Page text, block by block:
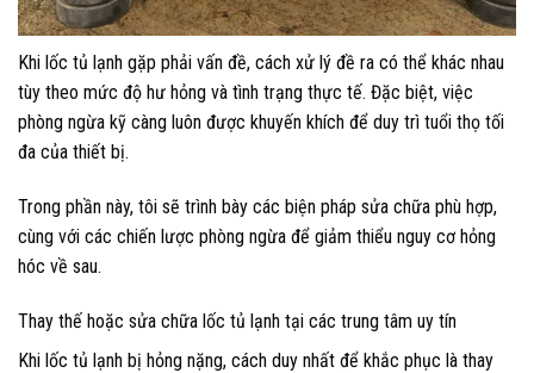
Khi lốc tủ lạnh gặp phải vấn đề, cách xử lý đề ra có thể khác nhau
tùy theo mức độ hư hỏng và tình trạng thực tế. Đặc biệt, việc
phòng ngừa kỹ càng luôn được khuyến khích để duy trì tuổi thọ tối
đa của thiết bị.
Trong phần này, tôi sẽ trình bày các biện pháp sửa chữa phù hợp,
cùng với các chiến lược phòng ngừa để giảm thiểu nguy cơ hỏng
hóc về sau.
Thay thế hoặc sửa chữa lốc tủ lạnh tại các trung tâm uy tín
Khi lốc tủ lạnh bị hỏng nặng, cách duy nhất để khắc phục là thay